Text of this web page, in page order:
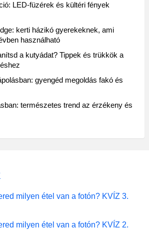
LED-füzérek és kültéri fények
kerti házikó gyerekeknek, ami
használható
a kutyádat? Tippek és trükkök a
gyengéd megoldás fakó és
természetes trend az érzékeny és
milyen étel van a fotón? KVÍZ 3.
milyen étel van a fotón? KVÍZ 2.